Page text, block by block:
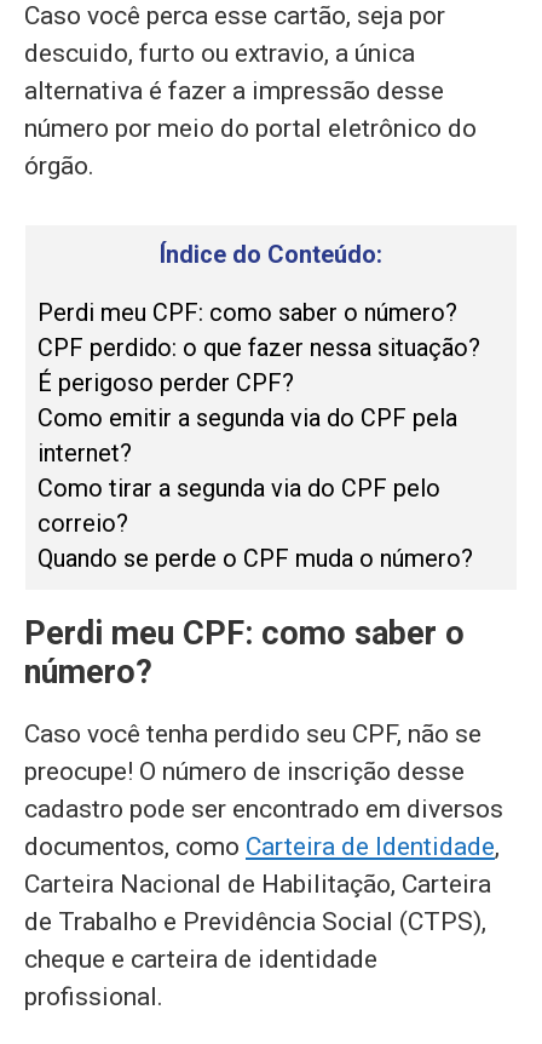
Caso você perca esse cartão, seja por
descuido, furto ou extravio, a única
alternativa é fazer a impressão desse
número por meio do portal eletrônico do
órgão.
Índice do Conteúdo:
Perdi meu CPF: como saber o número?
CPF perdido: o que fazer nessa situação?
É perigoso perder CPF?
Como emitir a segunda via do CPF pela
internet?
Como tirar a segunda via do CPF pelo
correio?
Quando se perde o CPF muda o número?
Perdi meu CPF: como saber o
número?
Caso você tenha perdido seu CPF, não se
preocupe! O número de inscrição desse
cadastro pode ser encontrado em diversos
documentos, como Carteira de Identidade,
Carteira Nacional de Habilitação, Carteira
de Trabalho e Previdência Social (CTPS),
cheque e carteira de identidade
profissional.